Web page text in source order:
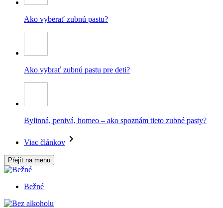
Ako vyberať zubnú pastu?
Ako vybrať zubnú pastu pre deti?
Bylinná, penivá, homeo – ako spoznám tieto zubné pasty?
Viac článkov
Přejít na menu
Bežné